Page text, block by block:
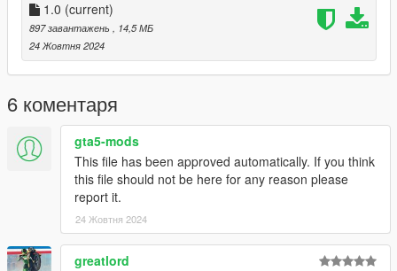
1.0 (current)
897 завантажень
, 14,5 МБ
24 Жовтня 2024
6 коментаря
gta5-mods
This file has been approved automatically. If you think
this file should not be here for any reason please
report it.
24 Жовтня 2024
greatlord